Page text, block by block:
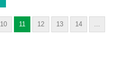
10 11 12 13 14 ...